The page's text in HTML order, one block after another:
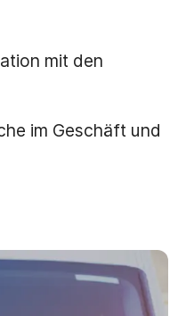
mit den
im Geschäft und